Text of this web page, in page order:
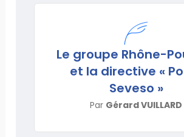
Le groupe Rhône-
et la directive «
Seveso »
Par Gérard VUILLARD